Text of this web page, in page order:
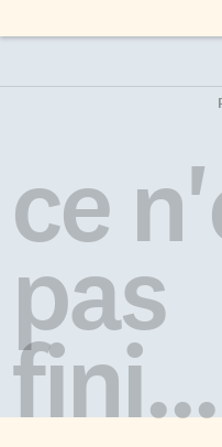
ce
pas
fini...